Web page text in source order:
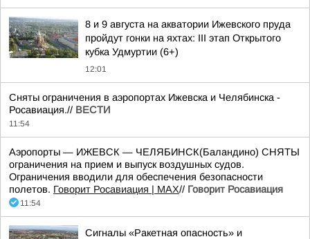
8 и 9 августа на акватории Ижевского пруда
пройдут гонки на яхтах: III этап Открытого
кубка Удмуртии (6+)
12:01
Сняты ограничения в аэропортах Ижевска и Челябинска -
Росавиация.// ВЕСТИ
11:54
Аэропорты — ИЖЕВСК — ЧЕЛЯБИНСК(Баландино) СНЯТЫ
ограничения на прием и выпуск воздушных судов.
Ограничения вводили для обеспечения безопасности
полетов. Говорит Росавиация | MAX// Говорит Росавиация
11:54
Сигналы «Ракетная опасность» и